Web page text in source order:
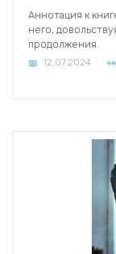
Аннотация к
него,
продолжения.
12.07.2024